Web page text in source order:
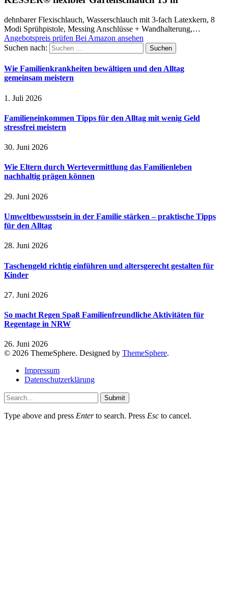
dehnbarer Flexischlauch, Wasserschlauch mit 3-fach Latexkern, 8
Modi Sprühpistole, Messing Anschlüsse + Wandhalterung,…
Angebotspreis prüfen Bei Amazon ansehen
Suchen nach:
Wie Familienkrankheiten bewältigen und den Alltag
gemeinsam meistern
1. Juli 2026
Familieneinkommen Tipps für den Alltag mit wenig Geld
stressfrei meistern
30. Juni 2026
Wie Eltern durch Wertevermittlung das Familienleben
nachhaltig prägen können
29. Juni 2026
Umweltbewusstsein in der Familie stärken – praktische Tipps
für den Alltag
28. Juni 2026
Taschengeld richtig einführen und altersgerecht gestalten für
Kinder
27. Juni 2026
So macht Regen Spaß Familienfreundliche Aktivitäten für
Regentage in NRW
26. Juni 2026
© 2026 ThemeSphere. Designed by ThemeSphere.
Impressum
Datenschutzerklärung
Submit
Type above and press Enterto search. Press Esc to cancel.